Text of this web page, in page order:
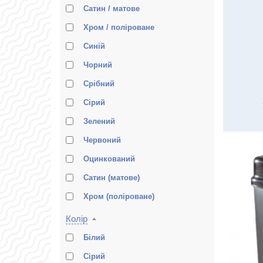
Сатин / матове
Хром / поліроване
Синій
Чорний
Срібний
Сірий
Зелений
Червоний
Оцинкований
Сатин (матове)
Хром (поліроване)
Колір
Білий
Сірий